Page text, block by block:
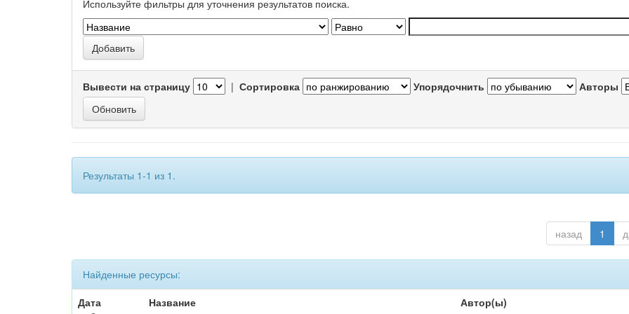
Используйте фильтры для уточнения результатов поиска.
Вывести на страницу | Сортировка Упорядочнить Авторы
Результаты 1-1 из 1.
назад 1
Найденные ресурсы:
Дата
Название Автор(ы)